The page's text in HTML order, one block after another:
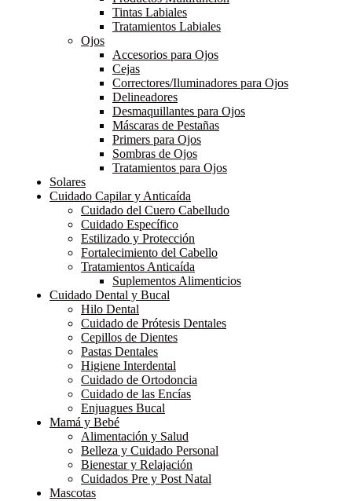
Tintas Labiales
Tratamientos Labiales
Ojos
Accesorios para Ojos
Cejas
Correctores/Iluminadores para Ojos
Delineadores
Desmaquillantes para Ojos
Máscaras de Pestañas
Primers para Ojos
Sombras de Ojos
Tratamientos para Ojos
Solares
Cuidado Capilar y Anticaída
Cuidado del Cuero Cabelludo
Cuidado Específico
Estilizado y Protección
Fortalecimiento del Cabello
Tratamientos Anticaída
Suplementos Alimenticios
Cuidado Dental y Bucal
Hilo Dental
Cuidado de Prótesis Dentales
Cepillos de Dientes
Pastas Dentales
Higiene Interdental
Cuidado de Ortodoncia
Cuidado de las Encías
Enjuagues Bucal
Mamá y Bebé
Alimentación y Salud
Belleza y Cuidado Personal
Bienestar y Relajación
Cuidados Pre y Post Natal
Mascotas